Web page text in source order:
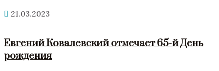
21.03.2023
Евгений Ковалевский отмечает 65-й День
рождения